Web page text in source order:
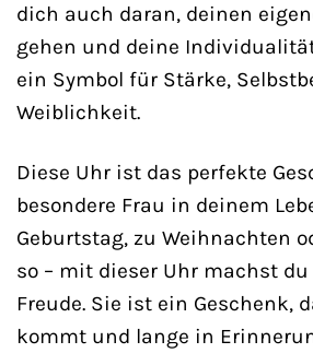
dich auch daran, deinen
gehen und deine
ein Symbol für Stärke,
Weiblichkeit.
Diese Uhr ist das perfekte
besondere Frau in deinem
Geburtstag, zu Weihnachten
so – mit dieser Uhr machst
Freude. Sie ist ein Geschenk,
kommt und lange in